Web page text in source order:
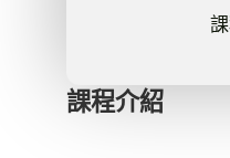
課程介紹